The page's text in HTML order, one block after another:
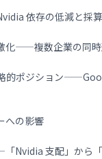
依存の低減と採
化——複数企業の同
的ポジション
への影響
Nvidia 支配」から